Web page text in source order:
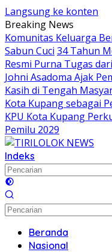
Langsung ke konten
Breaking News
Komunitas Keluarga
Sabun Cuci 34 Tahun
Resmi Purna Tugas
Johni Asadoma Ajak
Kasih di Tengah
Kota Kupang sebagai
KPU Kota Kupang
Pemilu 2029
Indeks
Beranda
Nasional